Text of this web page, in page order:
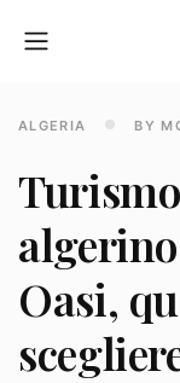
ALGERIA BY
Oasi,